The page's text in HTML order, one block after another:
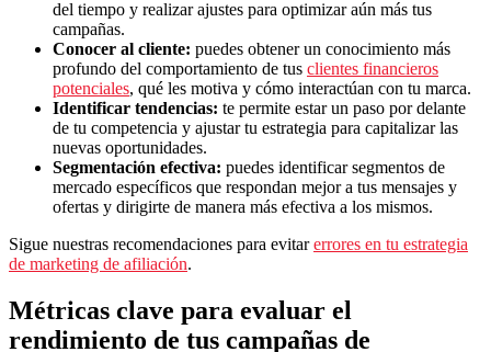
del tiempo y realizar ajustes para optimizar aún más tus
campañas.
Conocer al cliente: puedes obtener un conocimiento más
profundo del comportamiento de tus clientes financieros
potenciales, qué les motiva y cómo interactúan con tu marca.
Identificar tendencias: te permite estar un paso por delante
de tu competencia y ajustar tu estrategia para capitalizar las
nuevas oportunidades.
Segmentación efectiva: puedes identificar segmentos de
mercado específicos que respondan mejor a tus mensajes y
ofertas y dirigirte de manera más efectiva a los mismos.
Sigue nuestras recomendaciones para evitarerrores en tu estrategia
de marketing de afiliación.
Métricas clave para evaluar el
rendimiento de tus campañas de